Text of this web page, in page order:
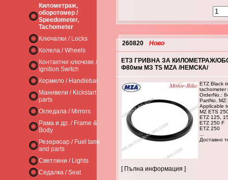
Километраж,
оборотомер /
Speedometer,
Tachometer
Ключалки / Locks
Колела / Wheels
Контактни ключове /
Ignition Switch
Кормило / Handlebar
Манивели / Kickstart
parts
Огледала / Mirrors
Рама и др. / Frame &
Body
Резервоар / Fuel tank
and parts
Светлини / Lights
Седалка / Seat
260820 Ново
ЕТЗ ГРИВНА ЗА КИЛОМЕТРАЖ/
Ф80мм МЗ TS MZA /НЕМСКА/
ETZ Black
tachometer
OrderNo.:
PartNo.
Applicable
MZ ETS
ETZ 125,
ETZ 250 F
ETZ 250
Доставно
[ Пълна информация ]